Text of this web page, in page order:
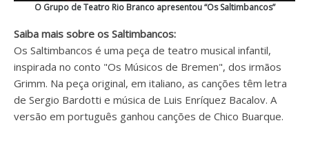
O Grupo de Teatro Rio Branco apresentou “Os Saltimbancos”
Saiba mais sobre os Saltimbancos:
Os Saltimbancos é uma peça de teatro musical infantil,
inspirada no conto "Os Músicos de Bremen", dos irmãos
Grimm. Na peça original, em italiano, as canções têm letra
de Sergio Bardotti e música de Luis Enríquez Bacalov. A
versão em português ganhou canções de Chico Buarque.